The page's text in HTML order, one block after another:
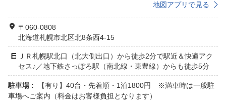
地図アプリで見る
〒060-0808
北海道札幌市北区北8条西4-15
ＪＲ札幌駅北口（北大側出口）から徒歩2分で駅近＆快適アク
セス♪／地下鉄さっぽろ駅（南北線・東豊線）からも徒歩5分
駐車場 :
【有り】40台・先着順・1泊1800円 ※満車時は一般駐
車場へご案内（料金はお客様負担となります）